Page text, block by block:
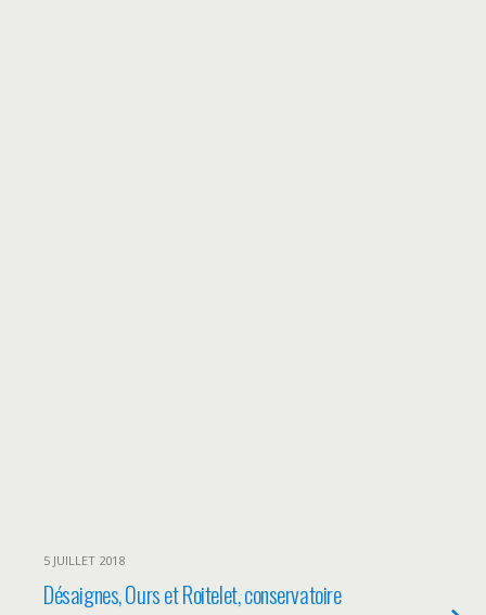
5 JUILLET 2018
Désaignes, Ours et Roitelet, conservatoire